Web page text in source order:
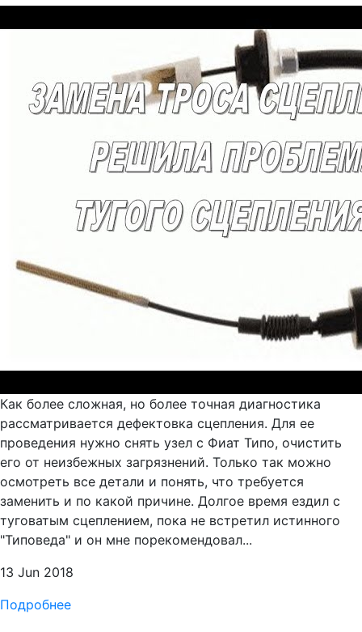
Как более сложная, но более точная диагностика
рассматривается дефектовка сцепления. Для ее
проведения нужно снять узел с Фиат Типо, очистить
его от неизбежных загрязнений. Только так можно
осмотреть все детали и понять, что требуется
заменить и по какой причине. Долгое время ездил с
туговатым сцеплением, пока не встретил истинного
"Типоведа" и он мне порекомендовал...
13 Jun 2018
Подробнее